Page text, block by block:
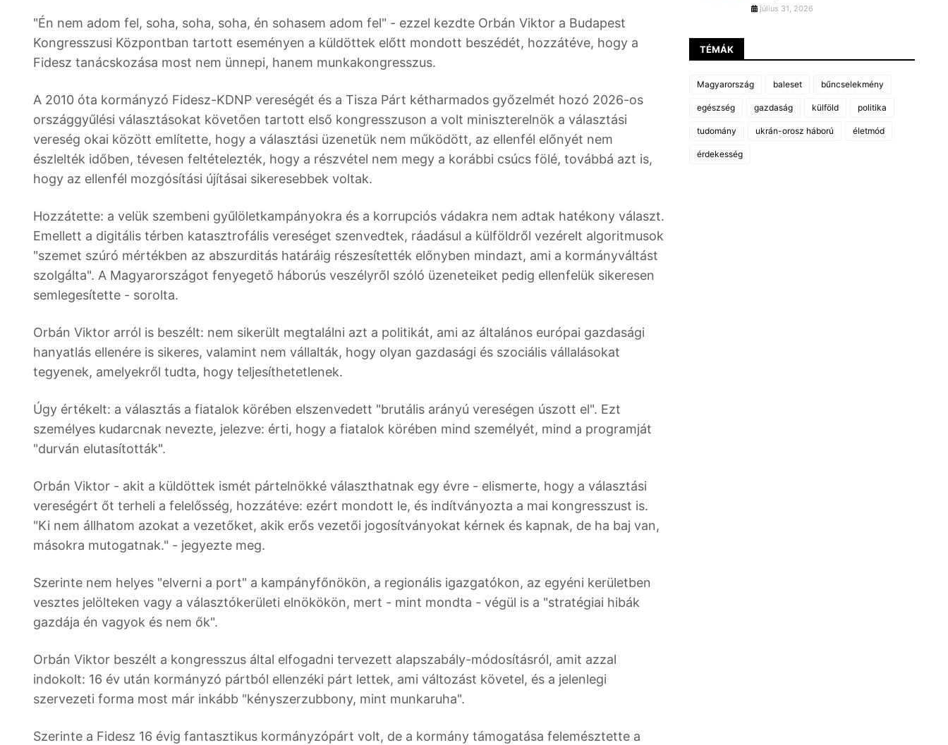
"Én nem adom fel, soha, soha, soha, én sohasem adom fel" - ezzel kezdte Orbán Viktor a Budapest
Kongresszusi Központban tartott eseményen a küldöttek előtt mondott beszédét, hozzátéve, hogy a
Fidesz tanácskozása most nem ünnepi, hanem munkakongresszus.
A 2010 óta kormányzó Fidesz-KDNP vereségét és a Tisza Párt kétharmados győzelmét hozó 2026-os
országgyűlési választásokat követően tartott első kongresszuson a volt miniszterelnök a választási
vereség okai között említette, hogy a választási üzenetük nem működött, az ellenfél előnyét nem
észlelték időben, tévesen feltételezték, hogy a részvétel nem megy a korábbi csúcs fölé, továbbá azt is,
hogy az ellenfél mozgósítási újításai sikeresebbek voltak.
Hozzátette: a velük szembeni gyűlöletkampányokra és a korrupciós vádakra nem adtak hatékony választ.
Emellett a digitális térben katasztrofális vereséget szenvedtek, ráadásul a külföldről vezérelt algoritmusok
"szemet szúró mértékben az abszurditás határáig részesítették előnyben mindazt, ami a kormányváltást
szolgálta". A Magyarországot fenyegető háborús veszélyről szóló üzeneteiket pedig ellenfelük sikeresen
semlegesítette - sorolta.
Orbán Viktor arról is beszélt: nem sikerült megtalálni azt a politikát, ami az általános európai gazdasági
hanyatlás ellenére is sikeres, valamint nem vállalták, hogy olyan gazdasági és szociális vállalásokat
tegyenek, amelyekről tudta, hogy teljesíthetetlenek.
Úgy értékelt: a választás a fiatalok körében elszenvedett "brutális arányú vereségen úszott el". Ezt
személyes kudarcnak nevezte, jelezve: érti, hogy a fiatalok körében mind személyét, mind a programját
"durván elutasították".
Orbán Viktor - akit a küldöttek ismét pártelnökké választhatnak egy évre - elismerte, hogy a választási
vereségért őt terheli a felelősség, hozzátéve: ezért mondott le, és indítványozta a mai kongresszust is.
"Ki nem állhatom azokat a vezetőket, akik erős vezetői jogosítványokat kérnek és kapnak, de ha baj van,
másokra mutogatnak." - jegyezte meg.
Szerinte nem helyes "elverni a port" a kampányfőnökön, a regionális igazgatókon, az egyéni kerületben
vesztes jelölteken vagy a választókerületi elnökökön, mert - mint mondta - végül is a "stratégiai hibák
gazdája én vagyok és nem ők".
Orbán Viktor beszélt a kongresszus által elfogadni tervezett alapszabály-módosításról, amit azzal
indokolt: 16 év után kormányzó pártból ellenzéki párt lettek, ami változást követel, és a jelenlegi
szervezeti forma most már inkább "kényszerzubbony, mint munkaruha".
Szerinte a Fidesz 16 évig fantasztikus kormányzópárt volt, de a kormány támogatása felemésztette a
július 31, 2026
TÉMÁK
Magyarország baleset bűncselekmény
egészség gazdaság külföld politika
tudomány ukrán-orosz háború életmód
érdekesség